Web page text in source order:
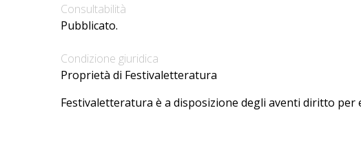
Consultabilità
Pubblicato.
Condizione giuridica
Proprietà di Festivaletteratura
Festivaletteratura è a disposizione degli aventi diritto